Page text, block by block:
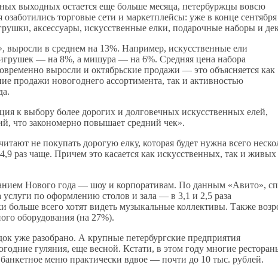
выходных остается еще больше месяца, петербуржцы вовсю
торговые сети и маркетплейсы: уже в конце
аксессуары, искусственные елки, подарочные наборы и
в среднем на 13%. Например, искусственные ели
— на 8%, а мишура — на 6%. Средняя цена набора
выросли и октябрьские продажи — это объясняется как
продажи новогоднего ассортимента, так и активностью
к выбору более дорогих и долговечных искусственных елей,
что закономерно повышает средний чек».
не покупать дорогую елку, которая будет нужна всего
раз чаще. Причем это касается как искусственных, так и живых
Нового года — шоу и корпоративам. По данным «Авито»,
по оформлению столов и зала — в 3,1 и 2,5 раза
больше всего хотят видеть музыкальные коллективы. Также
оборудования (на 27%).
уже разобрано. А крупные петербургские предприятия
гуляния, еще весной. Кстати, в этом году многие
меню практически вдвое — почти до 10 тыс. рублей.